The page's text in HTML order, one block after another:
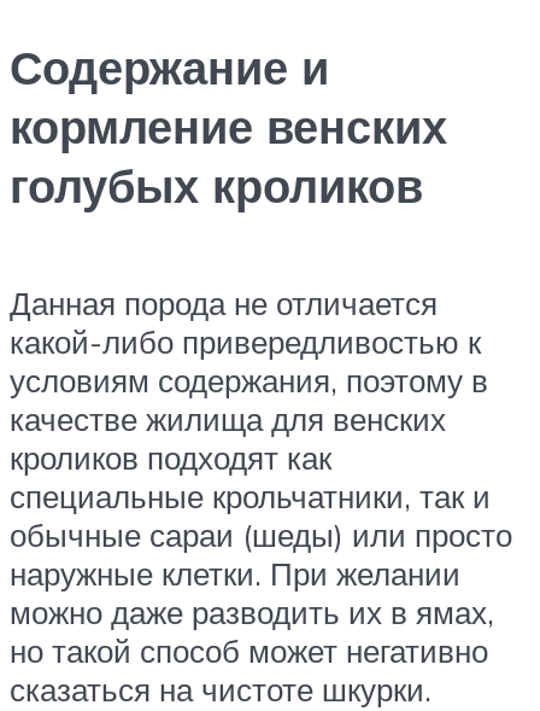
Содержание и
кормление венских
голубых кроликов
Данная порода не отличается
какой-либо привередливостью к
условиям содержания, поэтому в
качестве жилища для венских
кроликов подходят как
специальные крольчатники, так и
обычные сараи (шеды) или просто
наружные клетки. При желании
можно даже разводить их в ямах,
но такой способ может негативно
сказаться на чистоте шкурки.